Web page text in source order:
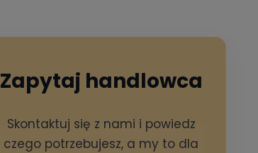
Zapytaj handlowca
Skontaktuj się z nami i powiedz
czego potrzebujesz, a my to dla